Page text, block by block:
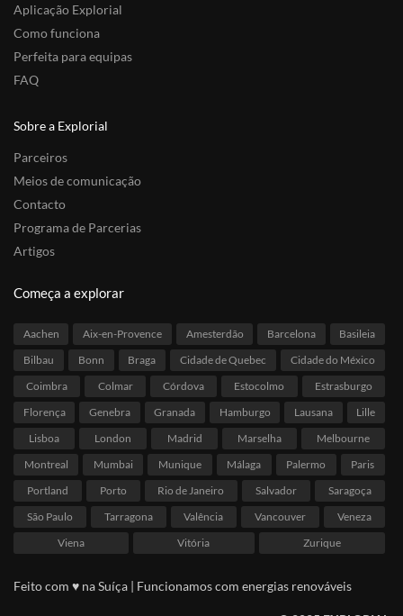
Aplicação Explorial
Como funciona
Perfeita para equipas
FAQ
Sobre a Explorial
Parceiros
Meios de comunicação
Contacto
Programa de Parcerias
Artigos
Começa a explorar
Aachen Aix-en-Provence Amesterdão Barcelona
Basileia
Bilbau
Bonn Braga Cidade de Quebec
Cidade do México
Coimbra
Colmar Córdova Estocolmo
Estrasburgo
Florença
Genebra Granada Hamburgo Lausana
Lille
Lisboa
London Madrid Marselha
Melbourne
Montreal
Mumbai Munique Málaga Palermo
Paris
Portland
Porto Rio de Janeiro Salvador
Saragoça
São Paulo
Tarragona Valência Vancouver
Veneza
Viena
Vitória Zurique
Feito com ♥ na Suíça | Funcionamos com energias renováveis